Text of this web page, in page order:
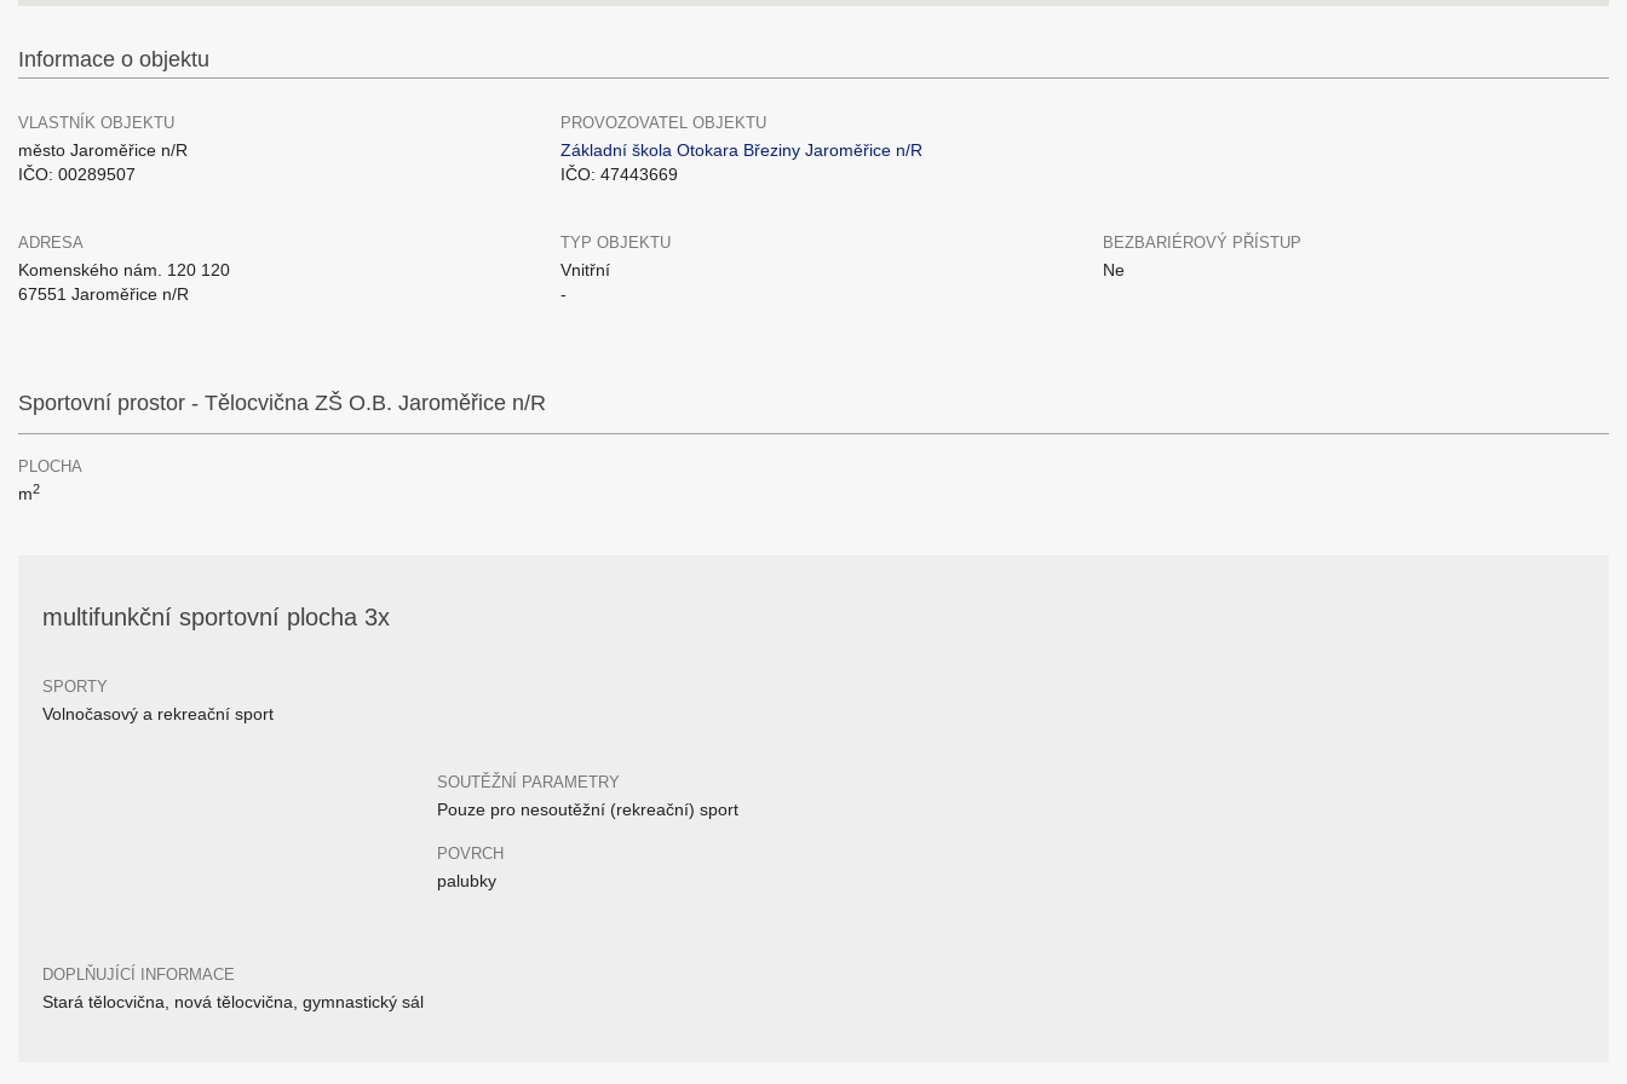
Informace o objektu
VLASTNÍK OBJEKTU
město Jaroměřice n/R
IČO: 00289507
PROVOZOVATEL OBJEKTU
Základní škola Otokara Březiny Jaroměřice n/R
IČO: 47443669
ADRESA
Komenského nám. 120 120
67551 Jaroměřice n/R
TYP OBJEKTU
Vnitřní
-
BEZBARIÉROVÝ PŘÍSTUP
Ne
Sportovní prostor - Tělocvična ZŠ O.B. Jaroměřice n/R
PLOCHA
m2
multifunkční sportovní plocha 3x
SPORTY
Volnočasový a rekreační sport
SOUTĚŽNÍ PARAMETRY
Pouze pro nesoutěžní (rekreační) sport
POVRCH
palubky
DOPLŇUJÍCÍ INFORMACE
Stará tělocvična, nová tělocvična, gymnastický sál